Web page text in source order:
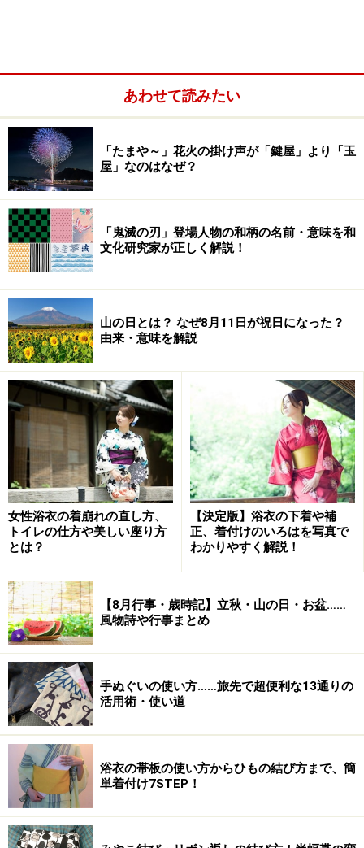
に咲く花」
彼岸花の曼殊沙華以外の別名「死人花」「幽霊花」「地
獄花」：お彼岸頃に咲くから
彼岸花の曼殊沙華以外の別名「毒花」「痺れ花」：毒が
あることから
彼岸花の曼殊沙華以外の別名「天蓋花」「狐の松明」
彼岸花・曼殊沙華には葉がない
彼岸花・曼殊沙華の生長サイクルは、普通の植物と逆
彼岸花・曼殊沙華とは？ 花言葉と基本デー
タ
として有名。今年もお彼岸の頃に見頃を迎えます。詳しくは
ひだか巾着田HP
彼岸花の花言葉は、 「情熱」「悲しい思い出」「独立」
「再会」「あきらめ」。
ヒガンバナ科ヒガンバナ属の多年草で、田んぼの畦道な
どに群生し、9月中旬に赤い花をつけるため、秋のお彼
岸の頃に咲く花として親しまれています。通常とは逆の
サイクルで生長する不思議な花です。
彼岸花の別名「曼珠沙華」：サンスクリッ
あわせて読みたい
「たまや～」花火の掛け声が「鍵屋」より「玉
屋」なのはなぜ？
「鬼滅の刃」登場人物の和柄の名前・意味を和
文化研究家が正しく解説！
山の日とは？ なぜ8月11日が祝日になった？
由来・意味を解説
女性浴衣の着崩れの直し方、
トイレの仕方や美しい座り方
とは？
【決定版】浴衣の下着や補
正、着付けのいろはを写真で
わかりやすく解説！
【8月行事・歳時記】立秋・山の日・お盆……
風物詩や行事まとめ
手ぬぐいの使い方……旅先で超便利な13通りの
活用術・使い道
浴衣の帯板の使い方からひもの結び方まで、簡
単着付け7STEP！